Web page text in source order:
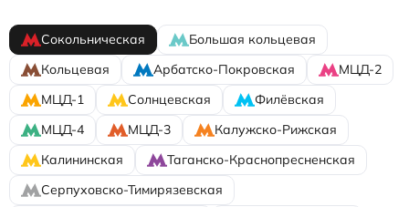
Сокольническая
Большая кольцевая
Кольцевая
Арбатско-Покровская
МЦД-2
МЦД-1
Солнцевская
Филёвская
МЦД-4
МЦД-3
Калужско-Рижская
Калининская
Таганско-Краснопресненская
Серпуховско-Тимирязевская